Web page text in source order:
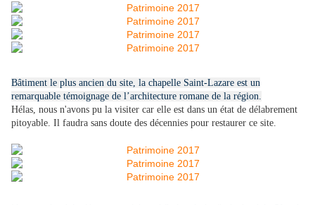
Bâtiment le plus ancien du site, la chapelle Saint-Lazare est un
remarquable témoignage de l’architecture romane de la région.
Hélas, nous n'avons pu la visiter car elle est dans un état de délabrement
pitoyable. Il faudra sans doute des décennies pour restaurer ce site.